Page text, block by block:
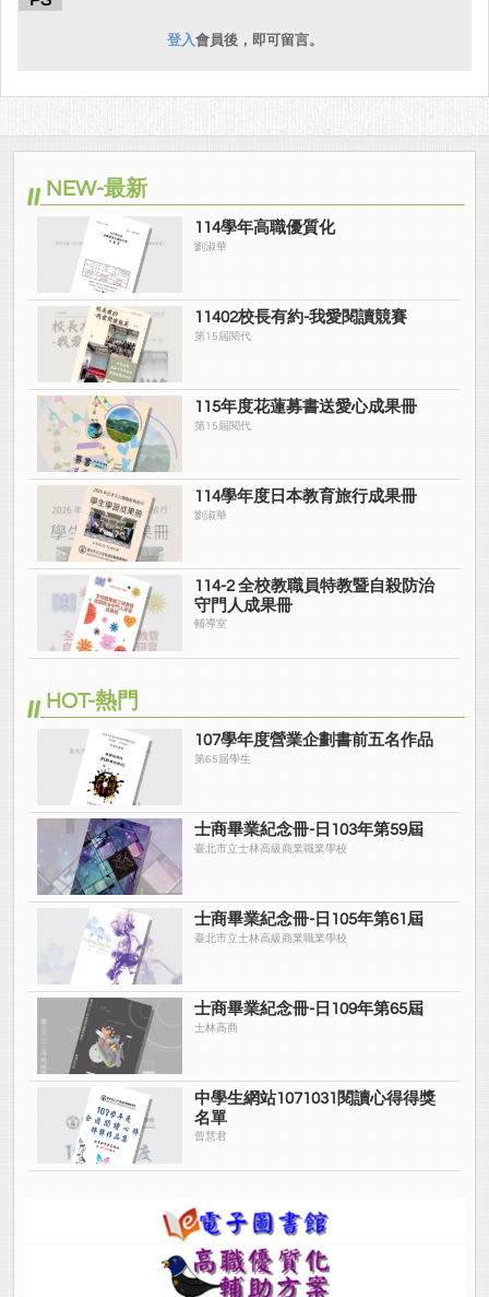
登入會員後，即可留言。
NEW-最新
114學年高職優質化
劉淑華
11402校長有約-我愛閱讀競賽
第15屆閱代
115年度花蓮募書送愛心成果冊
第15屆閱代
114學年度日本教育旅行成果冊
劉淑華
114-2 全校教職員特教暨自殺防治
守門人成果冊
輔導室
HOT-熱門
107學年度營業企劃書前五名作品
第65屆學生
士商畢業紀念冊-日103年第59屆
臺北市立士林高級商業職業學校
士商畢業紀念冊-日105年第61屆
臺北市立士林高級商業職業學校
士商畢業紀念冊-日109年第65屆
士林高商
中學生網站1071031閱讀心得得獎
名單
曾慧君